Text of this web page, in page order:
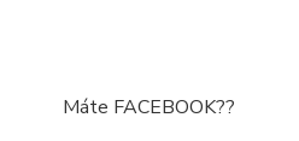
Máte FACEBOOK??